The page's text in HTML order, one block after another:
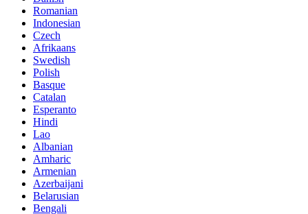
Romanian
Indonesian
Czech
Afrikaans
Swedish
Polish
Basque
Catalan
Esperanto
Hindi
Lao
Albanian
Amharic
Armenian
Azerbaijani
Belarusian
Bengali